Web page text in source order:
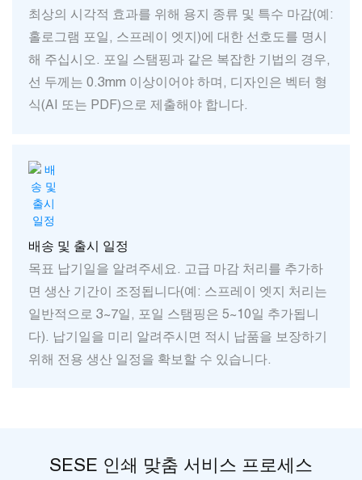
최상의 시각적 효과를 위해 용지 종류 및 특수 마감(예:
홀로그램 포일, 스프레이 엣지)에 대한 선호도를 명시
해 주십시오. 포일 스탬핑과 같은 복잡한 기법의 경우,
선 두께는 0.3mm 이상이어야 하며, 디자인은 벡터 형
식(AI 또는 PDF)으로 제출해야 합니다.
배송 및 출시 일정
목표 납기일을 알려주세요. 고급 마감 처리를 추가하
면 생산 기간이 조정됩니다(예: 스프레이 엣지 처리는
일반적으로 3~7일, 포일 스탬핑은 5~10일 추가됩니
다). 납기일을 미리 알려주시면 적시 납품을 보장하기
위해 전용 생산 일정을 확보할 수 있습니다.
SESE 인쇄 맞춤 서비스 프로세스